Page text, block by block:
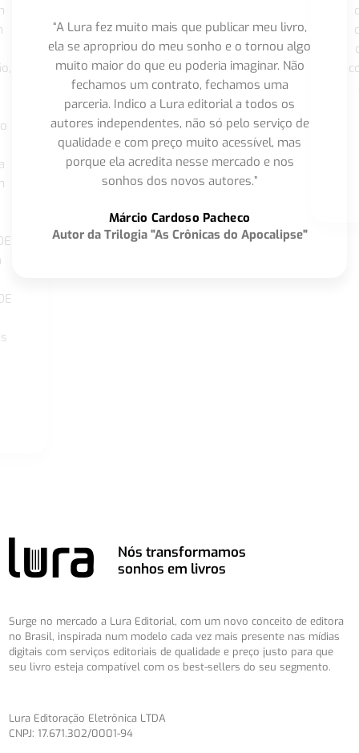
“A Lura fez muito mais que publicar meu livro,
ela se apropriou do meu sonho e o tornou algo
muito maior do que eu poderia imaginar. Não
fechamos um contrato, fechamos uma
parceria. Indico a Lura editorial a todos os
autores independentes, não só pelo serviço de
qualidade e com preço muito acessível, mas
porque ela acredita nesse mercado e nos
sonhos dos novos autores.”
Márcio Cardoso Pacheco
Autor da Trilogia "As Crônicas do Apocalipse"
Nós transformamos
sonhos em livros
Surge no mercado a Lura Editorial, com um novo conceito de editora
no Brasil, inspirada num modelo cada vez mais presente nas mídias
digitais com serviços editoriais de qualidade e preço justo para que
seu livro esteja compatível com os best-sellers do seu segmento.
Lura Editoração Eletrônica LTDA
CNPJ: 17.671.302/0001-94